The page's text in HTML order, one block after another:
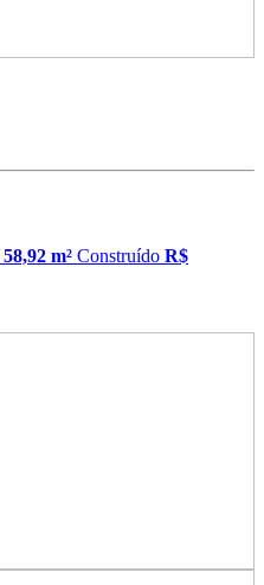
58,92 m² Construído R$